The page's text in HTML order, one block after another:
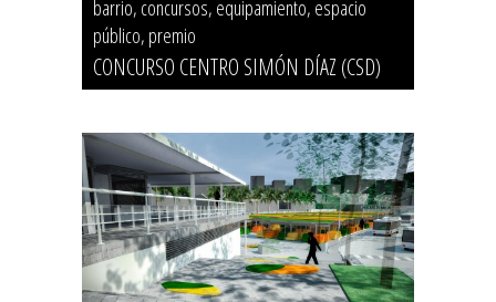
barrio, concursos, equipamiento, espacio
público, premio
CONCURSO CENTRO SIMÓN DÍAZ (CSD)